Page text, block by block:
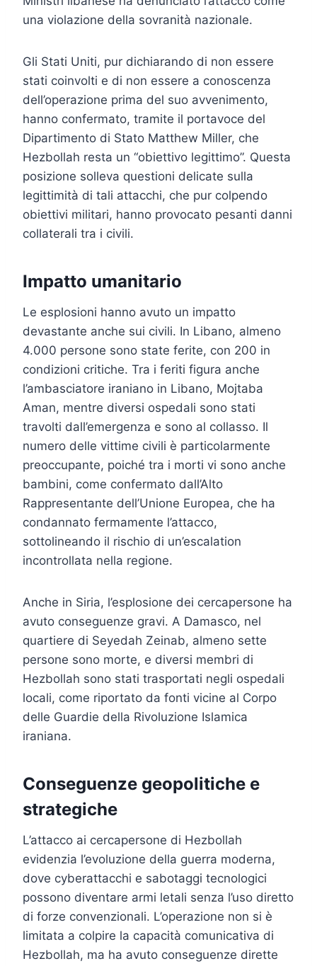
una violazione della sovranità nazionale.
Gli Stati Uniti, pur dichiarando di non essere
stati coinvolti e di non essere a conoscenza
dell’operazione prima del suo avvenimento,
hanno confermato, tramite il portavoce del
Dipartimento di Stato Matthew Miller, che
Hezbollah resta un “obiettivo legittimo”. Questa
posizione solleva questioni delicate sulla
legittimità di tali attacchi, che pur colpendo
obiettivi militari, hanno provocato pesanti danni
collaterali tra i civili.
Impatto umanitario
Le esplosioni hanno avuto un impatto
devastante anche sui civili. In Libano, almeno
4.000 persone sono state ferite, con 200 in
condizioni critiche. Tra i feriti figura anche
l’ambasciatore iraniano in Libano, Mojtaba
Aman, mentre diversi ospedali sono stati
travolti dall’emergenza e sono al collasso. Il
numero delle vittime civili è particolarmente
preoccupante, poiché tra i morti vi sono anche
bambini, come confermato dall’Alto
Rappresentante dell’Unione Europea, che ha
condannato fermamente l’attacco,
sottolineando il rischio di un’escalation
incontrollata nella regione.
Anche in Siria, l’esplosione dei cercapersone ha
avuto conseguenze gravi. A Damasco, nel
quartiere di Seyedah Zeinab, almeno sette
persone sono morte, e diversi membri di
Hezbollah sono stati trasportati negli ospedali
locali, come riportato da fonti vicine al Corpo
delle Guardie della Rivoluzione Islamica
iraniana.
Conseguenze geopolitiche e
strategiche
L’attacco ai cercapersone di Hezbollah
evidenzia l’evoluzione della guerra moderna,
dove cyberattacchi e sabotaggi tecnologici
possono diventare armi letali senza l’uso diretto
di forze convenzionali. L’operazione non si è
limitata a colpire la capacità comunicativa di
Hezbollah, ma ha avuto conseguenze dirette